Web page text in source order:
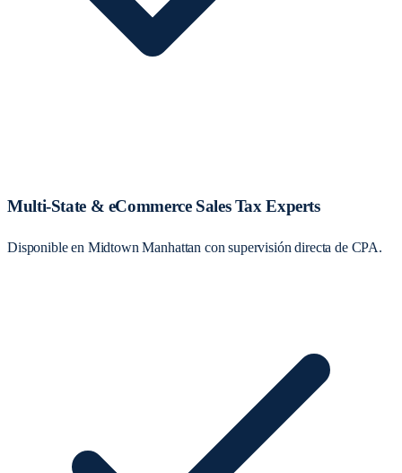
Multi-State & eCommerce Sales Tax Experts
Disponible en Midtown Manhattan con supervisión directa de CPA.